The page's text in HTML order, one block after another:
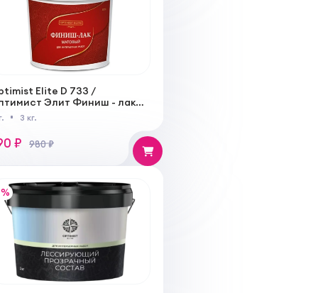
Elite D 733 /
Элит Финиш - лак
акриловый
матовый
3 кг.
₽ 980 ₽
%